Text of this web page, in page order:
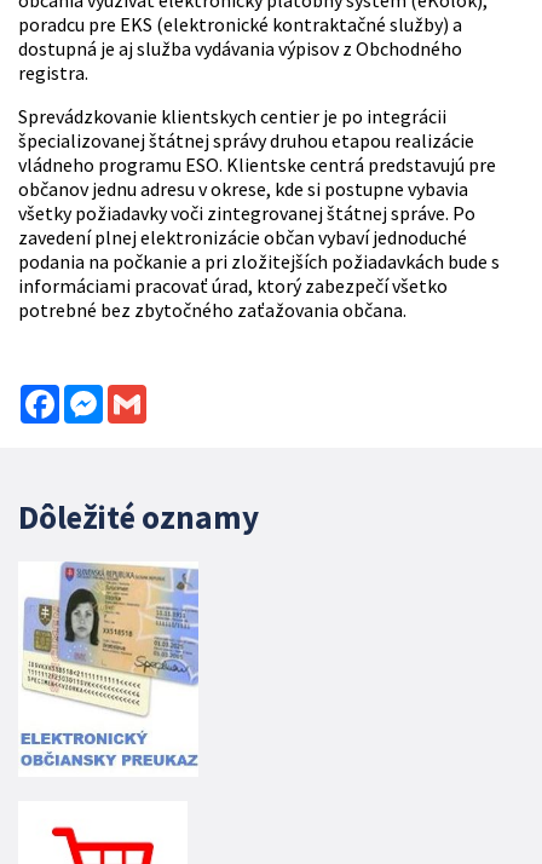
poradcu pre EKS (elektronické kontraktačné služby) a
dostupná je aj služba vydávania výpisov z Obchodného
registra.
Sprevádzkovanie klientskych centier je po integrácii
špecializovanej štátnej správy druhou etapou realizácie
vládneho programu ESO. Klientske centrá predstavujú pre
občanov jednu adresu v okrese, kde si postupne vybavia
všetky požiadavky voči zintegrovanej štátnej správe. Po
zavedení plnej elektronizácie občan vybaví jednoduché
podania na počkanie a pri zložitejších požiadavkách bude s
informáciami pracovať úrad, ktorý zabezpečí všetko
potrebné bez zbytočného zaťažovania občana.
FacebookMessenger
Dôležité oznamy